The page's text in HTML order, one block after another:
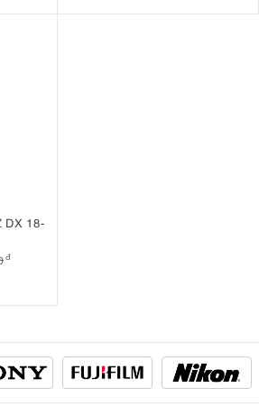
DX 18-
đ